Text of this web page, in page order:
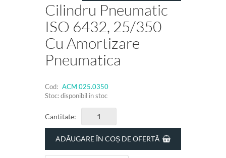
Cilindru Pneumatic
ISO 6432, 25/350
Cu Amortizare
Pneumatica
Cod: ACM 025.0350
Stoc: disponibil in stoc
Cantitate: